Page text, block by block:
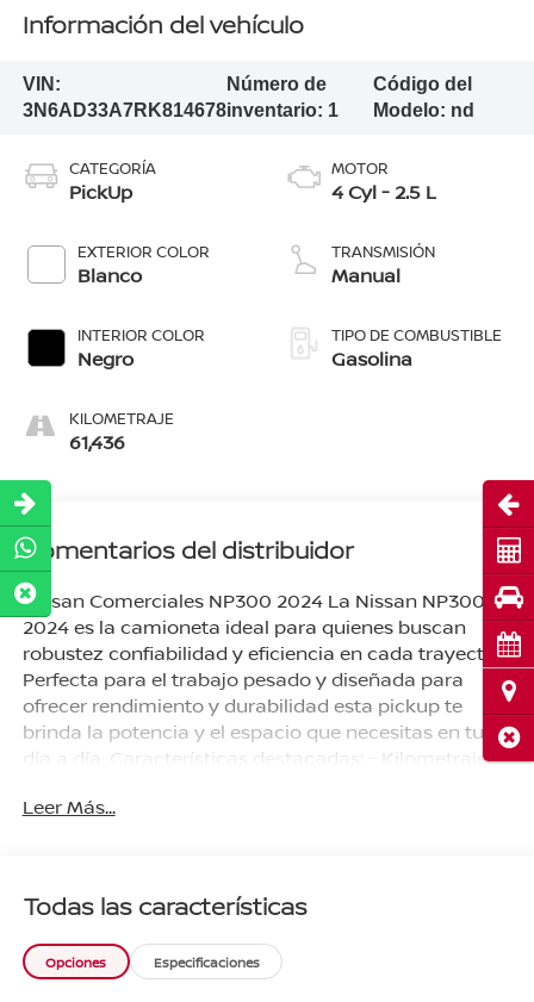
Información del vehículo
VIN:
3N6AD33A7RK814678
Número de
inventario: 1
Código del
Modelo: nd
CATEGORÍA
PickUp
EXTERIOR COLOR
Blanco
INTERIOR COLOR
Negro
KILOMETRAJE
61,436
MOTOR
4 Cyl - 2.5 L
TRANSMISIÓN
Manual
TIPO DE COMBUSTIBLE
Gasolina
Comentarios del distribuidor
Nissan Comerciales NP300 2024 La Nissan NP300
2024 es la camioneta ideal para quienes buscan
robustez confiabilidad y eficiencia en cada trayecto.
Perfecta para el trabajo pesado y diseñada para
ofrecer rendimiento y durabilidad esta pickup te
brinda la potencia y el espacio que necesitas en tu
día a día. Características destacadas: - Kilometraje:
Capacidad para 2 pasajeros - Servicios de agencia
Tecámac ¡Agenda hoy tu prueba de manejo y
arranca con planes desde 20% de enganche! ¡Tu
Nissan NP300 te espera en (Nissan Tecámac)!
Leer Más...
Todas las características
Opciones Especificaciones